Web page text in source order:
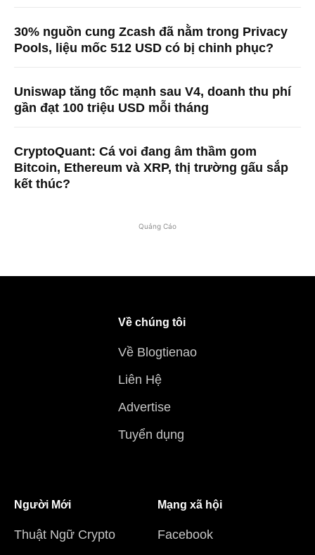
30% nguồn cung Zcash đã nằm trong Privacy
Pools, liệu mốc 512 USD có bị chinh phục?
Uniswap tăng tốc mạnh sau V4, doanh thu phí
gần đạt 100 triệu USD mỗi tháng
CryptoQuant: Cá voi đang âm thầm gom
Bitcoin, Ethereum và XRP, thị trường gấu sắp
kết thúc?
Quảng Cáo
Về chúng tôi
Về Blogtienao
Liên Hệ
Advertise
Tuyển dụng
Người Mới
Thuật Ngữ Crypto
Mạng xã hội
Facebook